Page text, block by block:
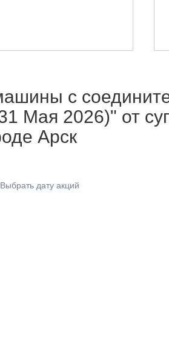
с
Мая 2026)" от
Арск
Выбрать дату акций